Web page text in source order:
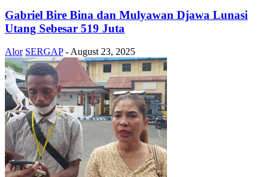
Gabriel Bire Bina dan Mulyawan Djawa Lunasi
Utang Sebesar 519 Juta
Alor SERGAP - August 23, 2025